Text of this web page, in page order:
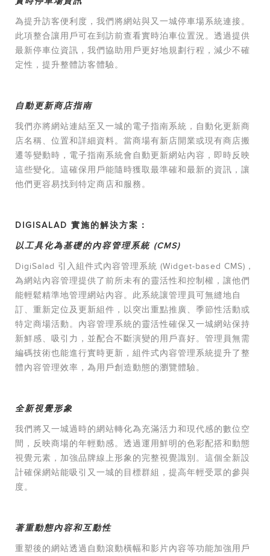
為提升訪客便利度，我們將網站與又一城停車場系統連接。
此項整合讓用戶可在到訪前查看實時泊車位置況。透過提供
最新停車位資訊，我們協助用戶更好地規劃行程，減少不確
定性，提升整體訪客體驗。
自動更新商店指南
我們亦將網站連結至又一城的電子指南系統，自動化更新商
店名稱、位置和詳細資料。當商場有新店開業或現有商店搬
遷等變動時，電子指南系統會自動更新網站內容，即時反映
這些變化。這確保用戶能隨時獲取最準確和最新的資訊，讓
他們更容易找到特定商店和服務。
DIGISALAD 實施的解決方案：
以工具化為基礎的內容管理系統 (CMS)
DigiSalad 引入組件式內容管理系統 (Widget-based CMS)，
為網站內容管理提供了前所未有的靈活性和控制權，讓他們
能輕鬆精準地管理網站內容。此系統讓管理員可無縫地自
訂、重新定位及更新組件，以突出重點推廣、季節性活動或
特定商場活動。內容管理系統的靈活性確保又一城網站保持
新鮮感、吸引力，並配合不斷演變的用戶喜好。管理員無需
編碼技術也能進行實時更新，組件式內容管理系統提升了整
體內容管理效率，為用戶創造動態的瀏覽體驗。
全新視覺形象
我們將又一城過時的網站轉化為充滿活力和現代感的數位空
間，反映商場的年輕動感。透過運用鮮明的色彩配搭和動態
視覺元素，加強品牌線上形象的完整視覺識別。這個全新設
計確保網站能吸引又一城的目標群組，提高年輕受眾的參與
度。
著重動態內容和互動性
重塑後的網站透過自動滾動橫幅和影片內容等功能加強用戶